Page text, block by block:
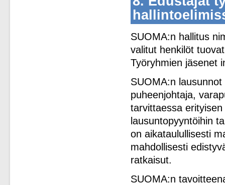
SUOMA:n hallitus
valitut henkilöt
Työryhmien jäsenet
SUOMA:n
puheenjohtaja,
tarvittaessa
lausuntopyyntöihin
on aikataulullisesti
mahdollisesti
ratkaisut.
SUOMA:n